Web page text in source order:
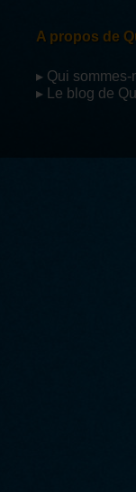
A propos de
▸ Qui sommes-
▸ Le blog de